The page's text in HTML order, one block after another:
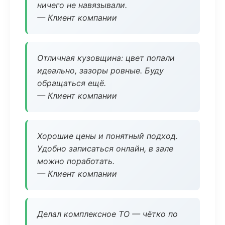
ничего не навязывали.
— Клиент компании
Отличная кузовщина: цвет попали
идеально, зазоры ровные. Буду
обращаться ещё.
— Клиент компании
Хорошие цены и понятный подход.
Удобно записаться онлайн, в зале
можно поработать.
— Клиент компании
Делал комплексное ТО — чётко по